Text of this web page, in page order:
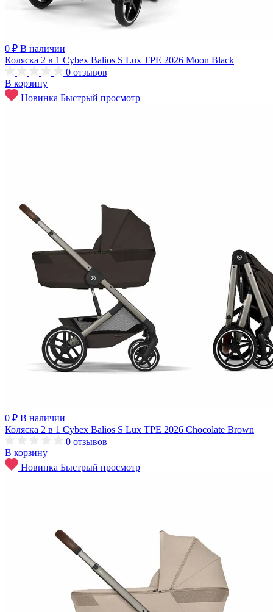
0 ₽ В наличии
Коляска 2 в 1 Cybex Balios S Lux TPE 2026 Moon Black
0 отзывов
В корзину
Новинка Быстрый просмотр
0 ₽ В наличии
Коляска 2 в 1 Cybex Balios S Lux TPE 2026 Chocolate Brown
0 отзывов
В корзину
Новинка Быстрый просмотр